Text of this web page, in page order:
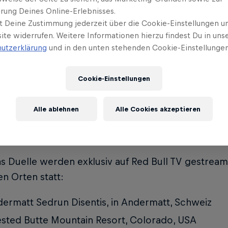
weltweiten Duellschauplätzen bis hin zum
- die Natural Selection Tour wird den
feiern.
Natural Selection
Duelle werden exklusiv auf Red Bull TV
Orten statt:
Sedrun Disentis, in Andermatt, Schweiz
Butte Mountain Resort, Colorado, USA
Deines Online-Erlebnisses.
Deine Zustimmung jederzeit über die Cookie-Einstellungen
widerrufen. Weitere Informationen hierzu findest Du in
und in den unten stehenden Cookie-
Cookie-Einstellungen
Alle ablehnen Alle Cookies akzeptieren